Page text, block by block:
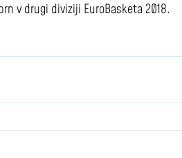
v drugi diviziji EuroBasketa 2018.